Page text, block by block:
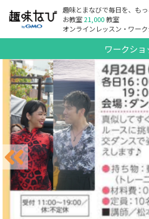
趣味とまなびで毎日を、もっ
お教室21,000教室
オンラインレッスン・ワー
ワークショ